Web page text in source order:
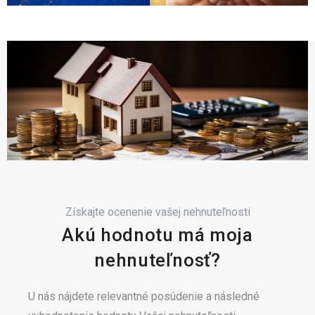
Získajte ocenenie vašej nehnuteľnosti
Akú hodnotu má moja
nehnuteľnosť?
U nás nájdete relevantné posúdenie a následné